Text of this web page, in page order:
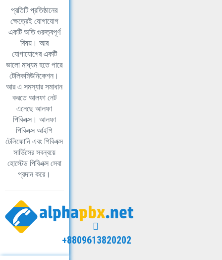
প্রতিটি প্রতিষ্ঠানের
ক্ষেত্রেই যোগাযোগ
একটি অতি গুরুত্বপূর্ণ
বিষয়। আর
যোগাযোগের একটি
ভালো মাধ্যম হতে পারে
টেলিকমিউনিকেশন।
আর এ সমস্যার সমাধান
করতে আলফা নেট
এনেছে আলফা
পিবিএক্স। আলফা
পিবিএক্স আইপি
টেলিফোনি এবং পিবিএক্স
সার্ভিসের সবন্বয়ে
হোস্টেড পিবিএক্স সেবা
প্রদান করে।
+8809613820202